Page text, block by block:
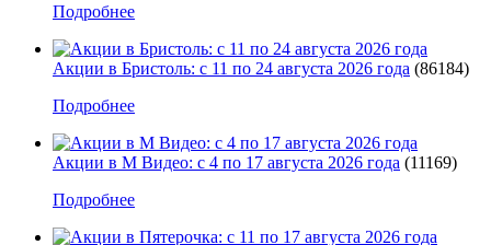
Подробнее
Акции в Бристоль: с 11 по 24 августа 2026 года (86184)
Подробнее
Акции в М Видео: с 4 по 17 августа 2026 года (11169)
Подробнее